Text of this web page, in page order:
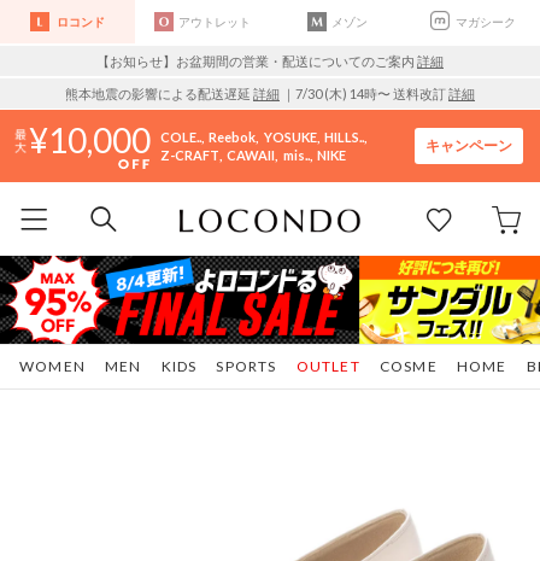
ロコンド アウトレット メゾン マガシーク
【お知らせ】お盆期間の営業・配送についてのご案内 詳細
熊本地震の影響による配送遅延 詳細 ｜7/30 (木) 14時〜 送料改訂詳細
10,000 COLE.. Reebok YOSUKE HILLS..
Z-CRAFT CAWAII mis.. NIKE
キャンペーン
WOMEN MEN KIDS SPORTS COSME HOME
OUTLET